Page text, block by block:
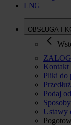
LNG
OBSŁUGA I
Kontakt
Pliki do
Podaj
Ustawy